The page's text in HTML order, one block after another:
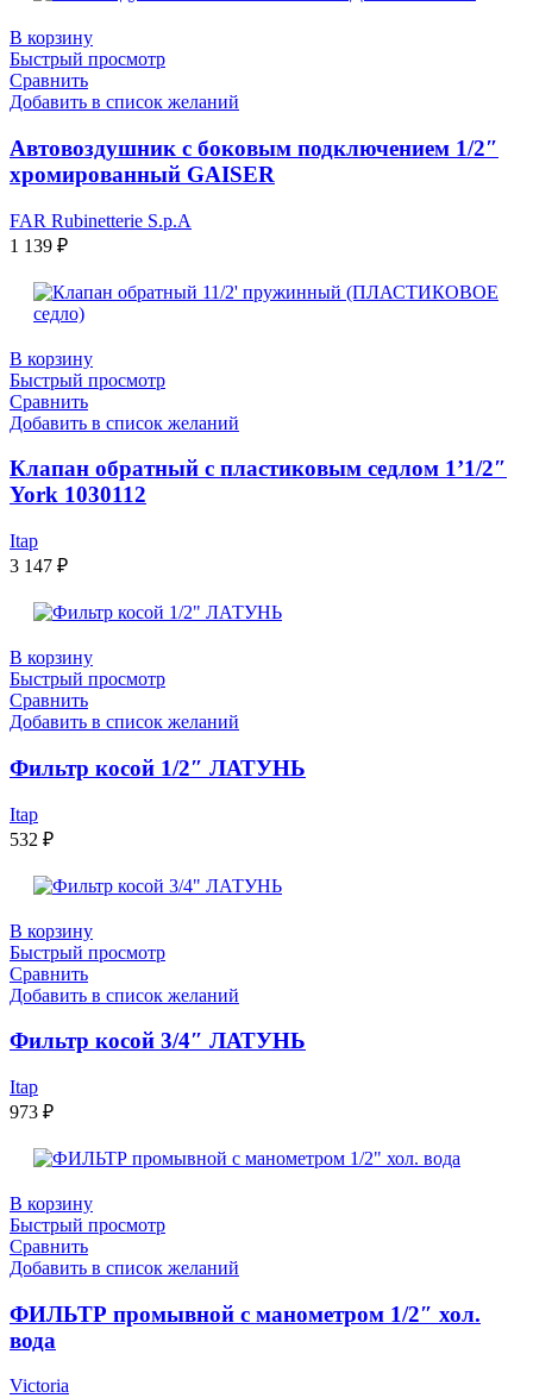
В корзину
Быстрый просмотр
Сравнить
Добавить в список желаний
Автовоздушник с боковым подключением 1/2″
хромированный GAISER
FAR Rubinetterie S.p.A
1 139 ₽
В корзину
Быстрый просмотр
Сравнить
Добавить в список желаний
Клапан обратный с пластиковым седлом 1’1/2″
York 1030112
Itap
3 147 ₽
В корзину
Быстрый просмотр
Сравнить
Добавить в список желаний
Фильтр косой 1/2″ ЛАТУНЬ
Itap
532 ₽
В корзину
Быстрый просмотр
Сравнить
Добавить в список желаний
Фильтр косой 3/4″ ЛАТУНЬ
Itap
973 ₽
В корзину
Быстрый просмотр
Сравнить
Добавить в список желаний
ФИЛЬТР промывной с манометром 1/2″ хол.
вода
Victoria